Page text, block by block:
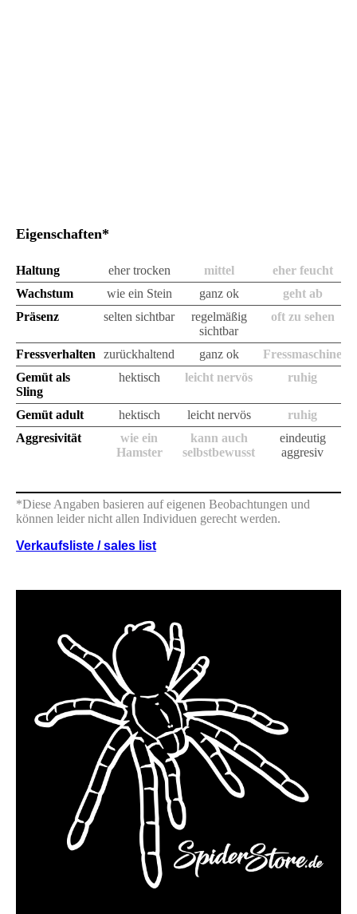
Eigenschaften*
Haltung eher trocken mittel
eher feucht
Wachstum
wie ein Stein ganz ok
geht ab
Präsenz
selten sichtbar
regelmäßig
sichtbar
oft zu sehen
Fressverhalten zurückhaltend ganz ok
Fressmaschine
Gemüt als
Sling
hektisch leicht nervös ruhig
Gemüt adult hektisch leicht nervös
ruhig
Aggresivität
wie ein
Hamster
kann auch
selbstbewusst
eindeutig
aggresiv
*Diese Angaben basieren auf eigenen Beobachtungen und
können leider nicht allen Individuen gerecht werden.
Verkaufsliste / sales list